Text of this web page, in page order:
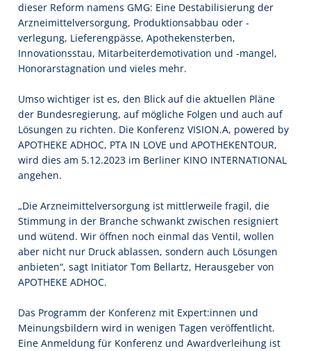
dieser Reform namens GMG: Eine Destabilisierung der
Arzneimittelversorgung, Produktionsabbau oder -
verlegung, Lieferengpässe, Apothekensterben,
Innovationsstau, Mitarbeiterdemotivation und -mangel,
Honorarstagnation und vieles mehr.
Umso wichtiger ist es, den Blick auf die aktuellen Pläne
der Bundesregierung, auf mögliche Folgen und auch auf
Lösungen zu richten. Die Konferenz VISION.A, powered by
APOTHEKE ADHOC, PTA IN LOVE und APOTHEKENTOUR,
wird dies am 5.12.2023 im Berliner KINO INTERNATIONAL
angehen.
„Die Arzneimittelversorgung ist mittlerweile fragil, die
Stimmung in der Branche schwankt zwischen resigniert
und wütend. Wir öffnen noch einmal das Ventil, wollen
aber nicht nur Druck ablassen, sondern auch Lösungen
anbieten“, sagt Initiator Tom Bellartz, Herausgeber von
APOTHEKE ADHOC.
Das Programm der Konferenz mit Expert:innen und
Meinungsbildern wird in wenigen Tagen veröffentlicht.
Eine Anmeldung für Konferenz und Awardverleihung ist